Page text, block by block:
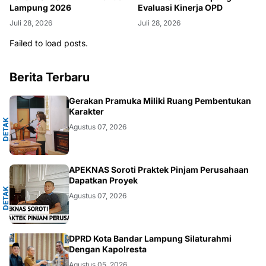
Lampung 2026
Juli 28, 2026
Evaluasi Kinerja OPD
Juli 28, 2026
Failed to load posts.
Berita Terbaru
D
E
T
A
K
N
U
S
A
N
T
A
RA
Gerakan Pramuka Miliki Ruang Pembentukan
Karakter
Agustus 07, 2026
D
E
T
A
K
N
U
S
A
N
T
A
RA
APEKNAS Soroti Praktek Pinjam Perusahaan
Dapatkan Proyek
Agustus 07, 2026
DAERAH
DPRD Kota Bandar Lampung Silaturahmi
Dengan Kapolresta